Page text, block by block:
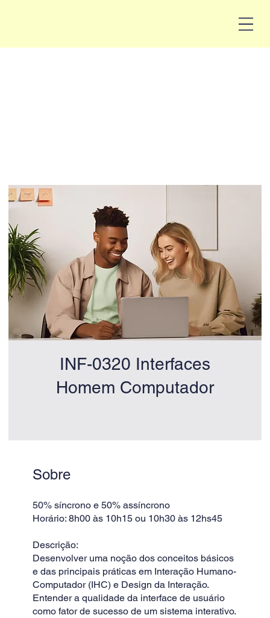
INF-0320 Interfaces
Homem Computador
Sobre
50% síncrono e 50% assíncrono
Horário: 8h00 às 10h15 ou 10h30 às 12hs45
Descrição:
Desenvolver uma noção dos conceitos básicos
e das principais práticas em Interação Humano-
Computador (IHC) e Design da Interação.
Entender a qualidade da interface de usuário
como fator de sucesso de um sistema interativo.